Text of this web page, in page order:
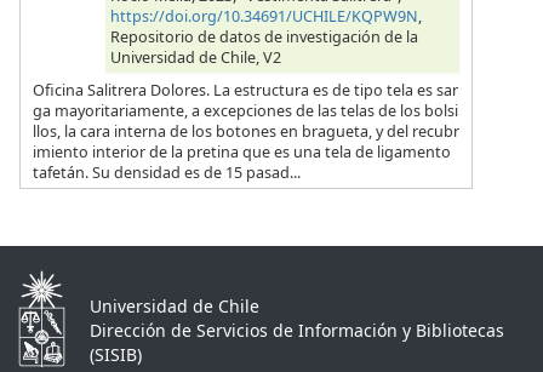
https://doi.org/10.34691/UCHILE/KQPW9N,
Repositorio de datos de investigación de la
Universidad de Chile, V2
Oficina Salitrera Dolores. La estructura es de tipo tela es sar
ga mayoritariamente, a excepciones de las telas de los bolsi
llos, la cara interna de los botones en bragueta, y del recubr
imiento interior de la pretina que es una tela de ligamento
tafetán. Su densidad es de 15 pasad...
Universidad de Chile
Dirección de Servicios de Información y Bibliotecas
(SISIB)